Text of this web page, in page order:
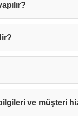
ve müşteri